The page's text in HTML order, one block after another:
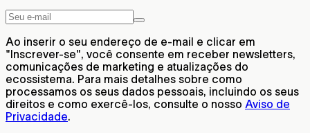
Ao inserir o seu endereço de e-mail e clicar em
"Inscrever-se", você consente em receber newsletters,
comunicações de marketing e atualizações do
ecossistema. Para mais detalhes sobre como
processamos os seus dados pessoais, incluindo os seus
direitos e como exercê-los, consulte o nosso Aviso de
Privacidade.